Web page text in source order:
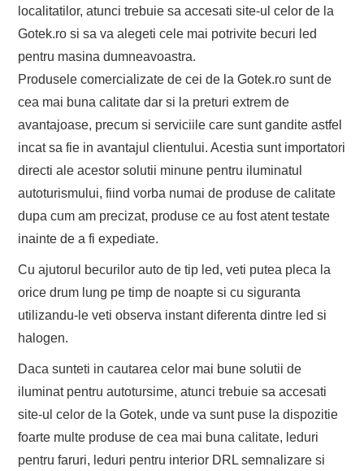
localitatilor, atunci trebuie sa accesati site-ul celor de la
Gotek.ro si sa va alegeti cele mai potrivite becuri led
pentru masina dumneavoastra.
Produsele comercializate de cei de la Gotek.ro sunt de
cea mai buna calitate dar si la preturi extrem de
avantajoase, precum si serviciile care sunt gandite astfel
incat sa fie in avantajul clientului. Acestia sunt importatori
directi ale acestor solutii minune pentru iluminatul
autoturismului, fiind vorba numai de produse de calitate
dupa cum am precizat, produse ce au fost atent testate
inainte de a fi expediate.
Cu ajutorul becurilor auto de tip led, veti putea pleca la
orice drum lung pe timp de noapte si cu siguranta
utilizandu-le veti observa instant diferenta dintre led si
halogen.
Daca sunteti in cautarea celor mai bune solutii de
iluminat pentru autotursime, atunci trebuie sa accesati
site-ul celor de la Gotek, unde va sunt puse la dispozitie
foarte multe produse de cea mai buna calitate, leduri
pentru faruri, leduri pentru interior DRL semnalizare si